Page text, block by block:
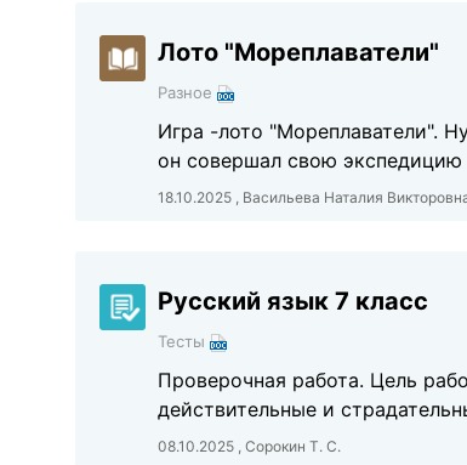
Лото "Мореплаватели"
Разное
Игра -лото "Мореплаватели".
он совершал свою экспедицию
18.10.2025 , Васильева Наталия
Русский язык 7 класс
Тесты
Проверочная работа. Цель
действительные и
08.10.2025 , Сорокин Т. С.